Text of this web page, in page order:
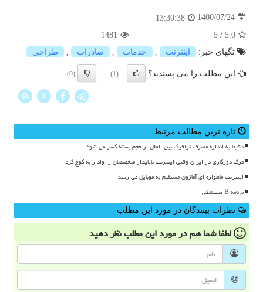
1400/07/24
13:30:38
5.0
/
5
1481
تگهای خبر:
اینترنت , خدمات , صادرات , طراحی
این مطلب را می پسندید؟ (1)
(0)
X
تازه ترین مطالب مرتبط
دقیقا به اندازه مصرف ترافیک بین الملل از حجم بسته کسر می شود
مرگ دورکاری در ایران وقتی اینترنت ناپایدار متخصصان را وادار به کوچ کرد
اینترنت ماهواره ای آمازون مستقیم به موبایل می رسد
برنامه B همیشگی
نظرات بینندگان در مورد این مطلب
لطفا شما همدر مورد این مطلبنظر دهید